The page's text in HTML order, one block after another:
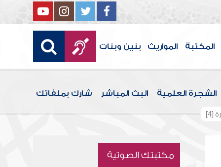
المكتبة المواريث بنين وبنات
الشجرة العلمية البث المباشر شارك بملفاتك
[4]
مكتبتك الصوتية